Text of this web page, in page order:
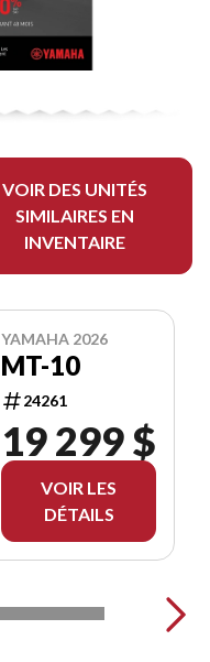
VOIR DES UNITÉS
SIMILAIRES EN
INVENTAIRE
YAMAHA 2026
MT-10
24261
19 299 $
VOIR LES
DÉTAILS